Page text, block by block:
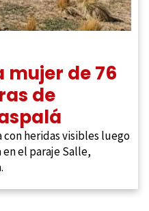
mujer de 76
de
heridas visibles luego
el paraje Salle,